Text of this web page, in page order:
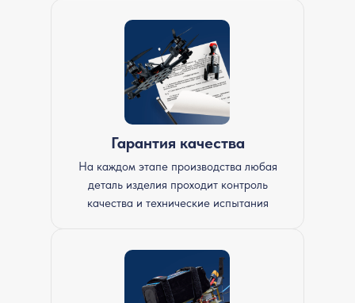
Гарантия качества
На каждом этапе производства любая
деталь изделия проходит контроль
качества и технические испытания